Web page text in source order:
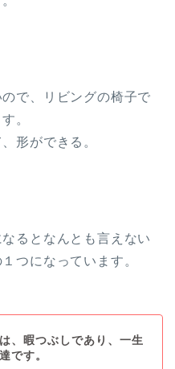
で、リビングの椅子で
。
形ができる。
るとなんとも言えない
つになっています。
、暇つぶしであり、一生
です。